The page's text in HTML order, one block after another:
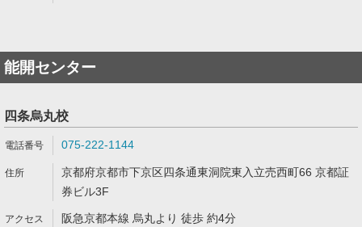
能開センター
四条烏丸校
075-222-1144
京都府京都市下京区四条通東洞院東入立売西町66 京都証
券ビル3F
阪急京都本線 烏丸より 徒歩 約4分